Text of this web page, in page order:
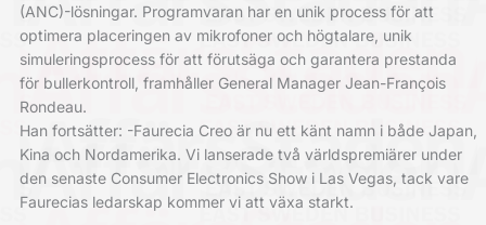
(ANC)-lösningar. Programvaran har en unik process för att
optimera placeringen av mikrofoner och högtalare, unik
simuleringsprocess för att förutsäga och garantera prestanda
för bullerkontroll, framhåller General Manager Jean-François
Rondeau.
Han fortsätter: -Faurecia Creo är nu ett känt namn i både Japan,
Kina och Nordamerika. Vi lanserade två världspremiärer under
den senaste Consumer Electronics Show i Las Vegas, tack vare
Faurecias ledarskap kommer vi att växa starkt.